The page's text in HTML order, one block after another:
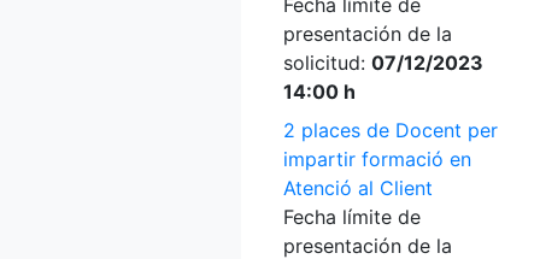
Fecha límite de
presentación de la
solicitud: 07/12/2023
14:00 h
2 places de Docent per
impartir formació en
Atenció al Client
Fecha límite de
presentación de la